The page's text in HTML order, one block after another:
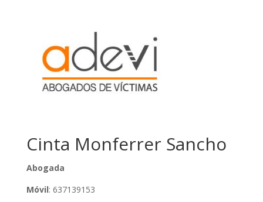
Cinta Monferrer Sancho
Abogada
Móvil: 637139153